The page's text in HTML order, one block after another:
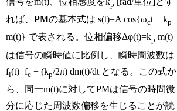
p
れば、PMの基本式は s(t)=A cos{ωct + kp
m(t)} で表される。位相偏移Δφ(t)=kp m(t)
は信号の瞬時値に比例し、瞬時周波数は
fi(t)=fc + (kp/2π) dm(t)/dt となる。この式か
ら、同一m(t)に対してPMは信号の時間微
分に応じた周波数偏移を生じることが読